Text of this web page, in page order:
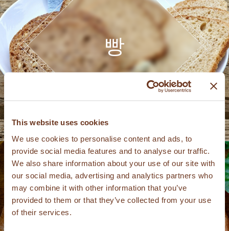
This website uses cookies
We use cookies to personalise content and ads, to
provide social media features and to analyse our traffic.
We also share information about your use of our site with
our social media, advertising and analytics partners who
may combine it with other information that you’ve
provided to them or that they’ve collected from your use
of their services.
빵